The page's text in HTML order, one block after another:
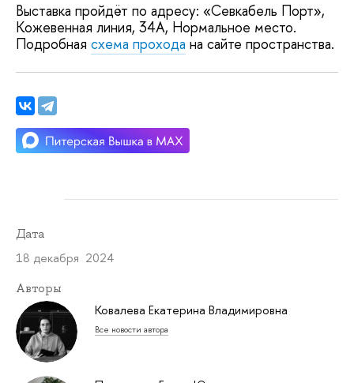
Выставка пройдёт по адресу: «Севкабель Порт»,
Кожевенная линия, 34А, Нормальное место.
Подробная схема прохода на сайте пространства.
Дата
18 декабря 2024
Авторы
Ковалева Екатерина Владимировна
Все новости автора